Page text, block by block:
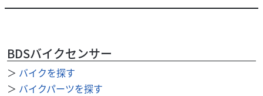
BDSバイクセンサー
＞ バイクを探す
＞ バイクパーツを探す